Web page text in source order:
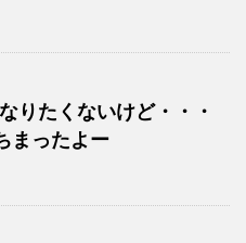
りたくないけど・・・
まったよー